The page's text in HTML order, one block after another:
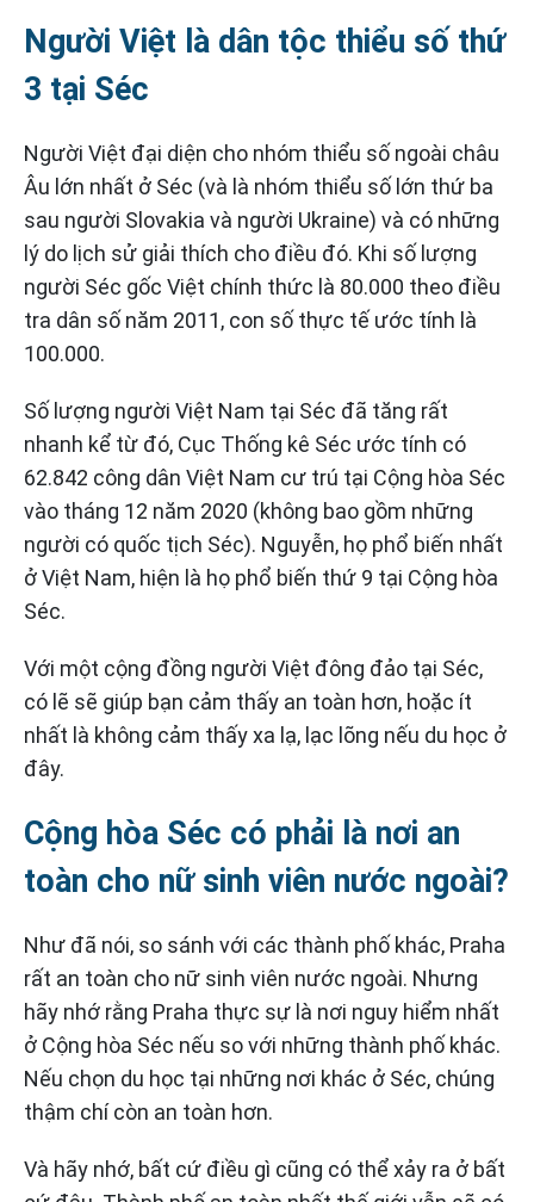
Người Việt là dân tộc thiểu số thứ
3 tại Séc
Người Việt đại diện cho nhóm thiểu số ngoài châu
Âu lớn nhất ở Séc (và là nhóm thiểu số lớn thứ ba
sau người Slovakia và người Ukraine) và có những
lý do lịch sử giải thích cho điều đó. Khi số lượng
người Séc gốc Việt chính thức là 80.000 theo điều
tra dân số năm 2011, con số thực tế ước tính là
100.000.
Số lượng người Việt Nam tại Séc đã tăng rất
nhanh kể từ đó, Cục Thống kê Séc ước tính có
62.842 công dân Việt Nam cư trú tại Cộng hòa Séc
vào tháng 12 năm 2020 (không bao gồm những
người có quốc tịch Séc). Nguyễn, họ phổ biến nhất
ở Việt Nam, hiện là họ phổ biến thứ 9 tại Cộng hòa
Séc.
Với một cộng đồng người Việt đông đảo tại Séc,
có lẽ sẽ giúp bạn cảm thấy an toàn hơn, hoặc ít
nhất là không cảm thấy xa lạ, lạc lõng nếu du học ở
đây.
Cộng hòa Séc có phải là nơi an
toàn cho nữ sinh viên nước ngoài?
Như đã nói, so sánh với các thành phố khác, Praha
rất an toàn cho nữ sinh viên nước ngoài. Nhưng
hãy nhớ rằng Praha thực sự là nơi nguy hiểm nhất
ở Cộng hòa Séc nếu so với những thành phố khác.
Nếu chọn du học tại những nơi khác ở Séc, chúng
thậm chí còn an toàn hơn.
Và hãy nhớ, bất cứ điều gì cũng có thể xảy ra ở bất